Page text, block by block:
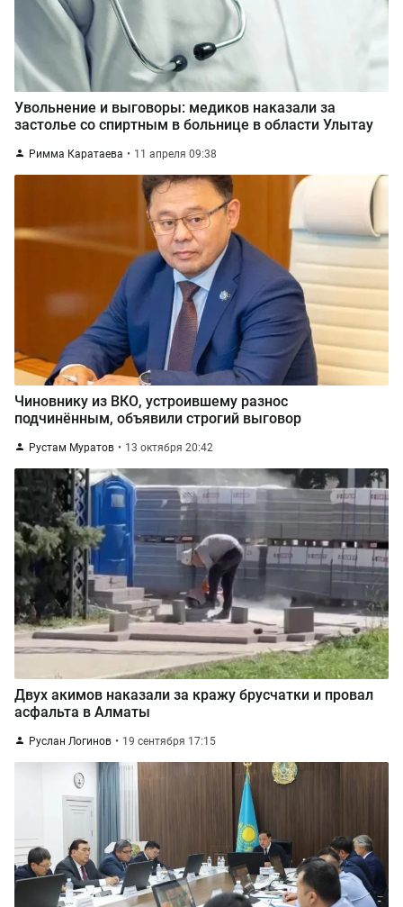
Увольнение и выговоры: медиков наказали за
застолье со спиртным в больнице в области Улытау
Римма Каратаева 11 апреля 09:38
Чиновнику из ВКО, устроившему разнос
подчинённым, объявили строгий выговор
Рустам Муратов 13 октября 20:42
Двух акимов наказали за кражу брусчатки и провал
асфальта в Алматы
Руслан Логинов 19 сентября 17:15